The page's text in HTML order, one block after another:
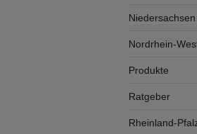
Niedersachsen
Nordrhein-
Produkte
Ratgeber
Rheinland-